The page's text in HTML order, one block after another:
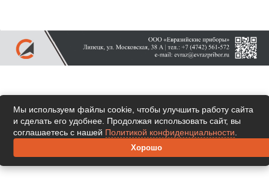
Мы используем файлы cookie, чтобы улучшить работу сайта
и сделать его удобнее. Продолжая использовать сайт, вы
соглашаетесь с нашей Политикой конфиденциальности
Хорошо